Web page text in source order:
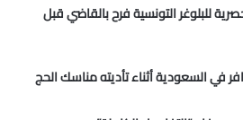
للبلوغر التونسية فرح بالقاضي قبل
في السعودية أثناء تأديته مناسك الحج